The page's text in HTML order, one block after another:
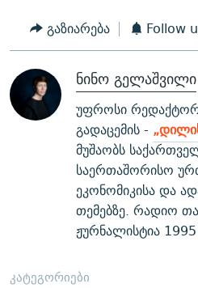
გაზიარება Follow
ნინო გელაშვილი
უფროსი
გადაცემის -
მუშაობს
საერთაშორისო
ეკონომიკისა და
თემებზე. რადიო
ჟურნალისტია
კატეგორიები